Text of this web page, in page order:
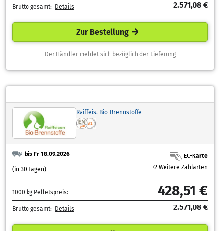
Brutto gesamt: Details 2.571,08 €
Zur Bestellung
Der Händler meldet sich bezüglich der Lieferung
Raiffeis. Bio-Brennstoffe
bis Fr 18.09.2026
(in 30 Tagen)
EC-Karte
+2 Weitere Zahlarten
1000 kg Pelletspreis: 428,51 €
Brutto gesamt: Details 2.571,08 €